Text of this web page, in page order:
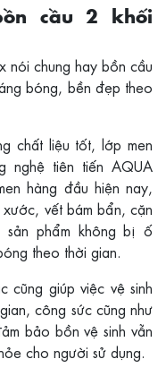
cầu 2 khối
nói chung hay bồn cầu
bóng, bền đẹp theo
chất liệu tốt, lớp men
nghệ tiên tiến AQUA
hàng đầu hiện nay,
vết bám bẩn, cặn
sản phẩm không bị ố
theo thời gian.
cũng giúp việc vệ sinh
công sức cũng như
bảo bồn vệ sinh vẫn
cho người sử dụng.